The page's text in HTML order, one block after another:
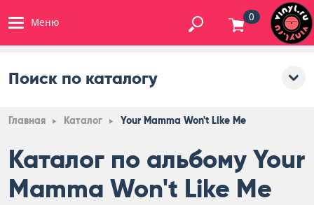
Меню 0
Поиск по каталогу
Главная Каталог Your Mamma Won't Like Me
Каталог по альбому Your
Mamma Won't Like Me